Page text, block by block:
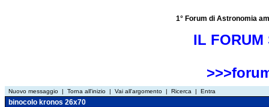
1° Forum di Astronomia
IL FORUM
Nuovo messaggio | Torna all'inizio | Vai all'argomento | Ricerca | Entra
binocolo kronos 26x70